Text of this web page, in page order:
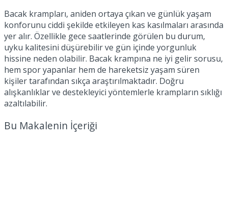
Bacak krampları, aniden ortaya çıkan ve günlük yaşam
konforunu ciddi şekilde etkileyen kas kasılmaları arasında
yer alır. Özellikle gece saatlerinde görülen bu durum,
uyku kalitesini düşürebilir ve gün içinde yorgunluk
hissine neden olabilir. Bacak krampına ne iyi gelir sorusu,
hem spor yapanlar hem de hareketsiz yaşam süren
kişiler tarafından sıkça araştırılmaktadır. Doğru
alışkanlıklar ve destekleyici yöntemlerle krampların sıklığı
azaltılabilir.
Bu Makalenin İçeriği